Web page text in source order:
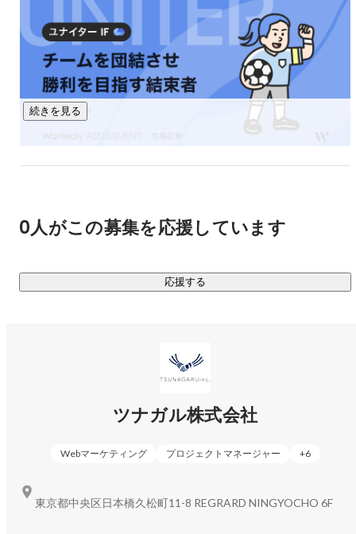
発信方法も火種も無限にある中で、ターゲットを決め戦略を
考えそれをビジネスへと変えていきます。昨年は1年間で夕張
のメロン、京都の刀、今治のタオルと各地域で活躍している
人やモノと繋がり、そこから3つの事業が生まれました。
▍中東市場向けサービス
中東の貿易・金融・観光のハブであるドバイに拠点を設け、
中東GCC諸国の富裕層（ビジネスオーナーや投資家、ハイク
▍旅行サービス
配)サービスを展開。年間500名を超える受入実績があり、富
裕層向けからSIT(Special Interest Tour)、教育旅行など、ツナ
続きを見る
0人がこの募集を応援しています
応援する
ツナガル株式会社
Webマーケティング プロジェクトマネージャー +6
東京都中央区日本橋久松町11-8 REGRARD NINGYOCHO 6F